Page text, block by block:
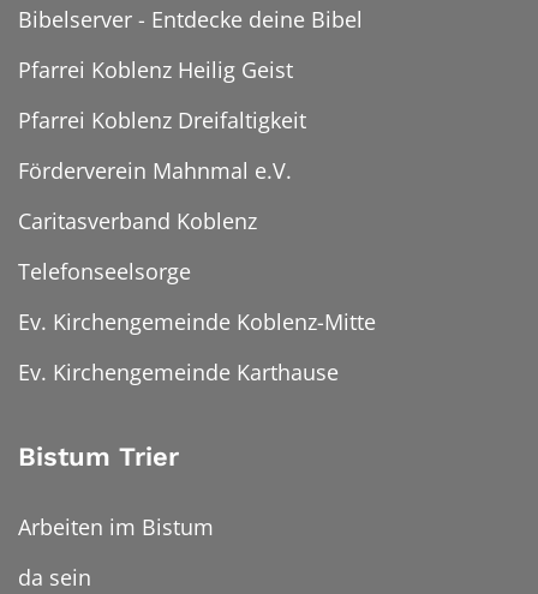
Bibelserver - Entdecke deine Bibel
Pfarrei Koblenz Heilig Geist
Pfarrei Koblenz Dreifaltigkeit
Förderverein Mahnmal e.V.
Caritasverband Koblenz
Telefonseelsorge
Ev. Kirchengemeinde Koblenz-Mitte
Ev. Kirchengemeinde Karthause
Bistum Trier
Arbeiten im Bistum
da sein